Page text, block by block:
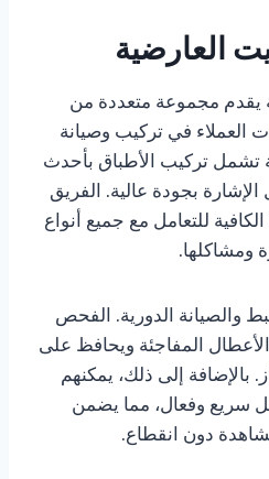
العارضية
يقدم مجموعة متعددة من
العملاء في تركيب وصيانة
تشمل تركيب الأطباق بأحدث
بجودة عالية. الفريق
للتعامل مع جميع أنواع
ومشاكلها.
والصيانة الدورية. الفحص
المفاجئة ويحافظ على
بالإضافة إلى ذلك، يمكنهم
سريع وفعال، مما يضمن
دون انقطاع.